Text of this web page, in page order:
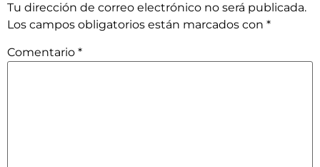
Tu dirección de correo electrónico no será publicada.
Los campos obligatorios están marcados con *
Comentario *